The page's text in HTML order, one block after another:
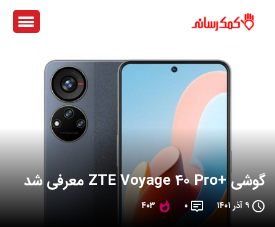
گوشی +ZTE Voyage 40 Pro معرفی شد
۹ آذر ۱۴۰۱ ۰ ۴۰۳